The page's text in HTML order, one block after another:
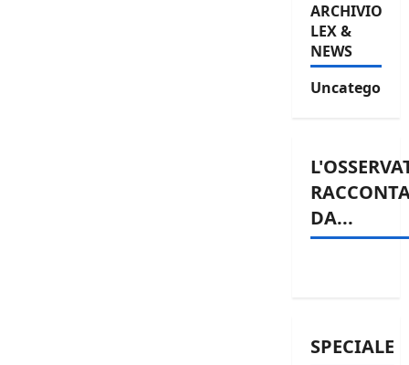
ARCHIVIO
LEX &
NEWS
DA...
SPECIALE